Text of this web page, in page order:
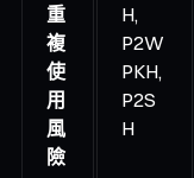
重
複
使
用
風
險
H,
P2W
PKH,
P2S
H